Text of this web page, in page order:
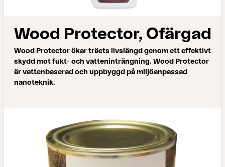
Wood Protector, Ofärgad
Wood Protector ökar träets livslängd genom ett effektivt
skydd mot fukt- och vatteninträngning. Wood Protector
är vattenbaserad och uppbyggd på miljöanpassad
nanoteknik.